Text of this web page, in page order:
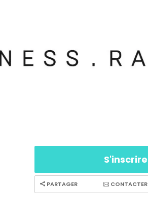
S'inscrire
PARTAGER CONTACTER